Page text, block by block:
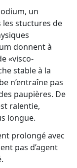
un
stuctures de
donnent à
«visco-
stable à la
n’entraîne pas
paupières. De
ralentie,
longue.
prolongé avec
pas d’agent